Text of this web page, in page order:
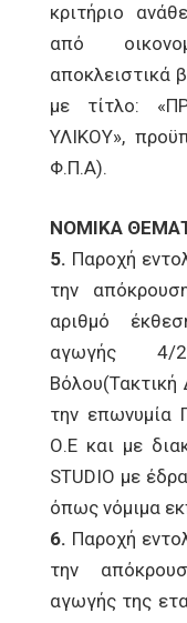
κριτήριο
από
αποκλειστικά
με τίτλο:
ΥΛΙΚΟΥ»,
Φ.Π.Α).
ΝΟΜΙΚΑ
5. Παροχή
την
αριθμό
αγωγής 4/
Βόλου(Τακτική
την επωνυμία
Ο.Ε και με
STUDIO με
όπως νόμιμα
6. Παροχή
την
αγωγής της